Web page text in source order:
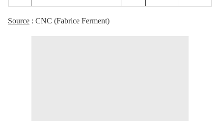
Source : CNC (Fabrice Ferment)